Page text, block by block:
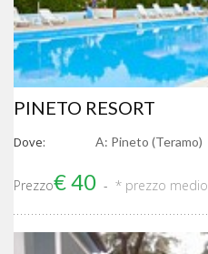
PINETO RESORT
Dove: A: Pineto (Teramo)
Prezzo€ 40 * prezzo medio